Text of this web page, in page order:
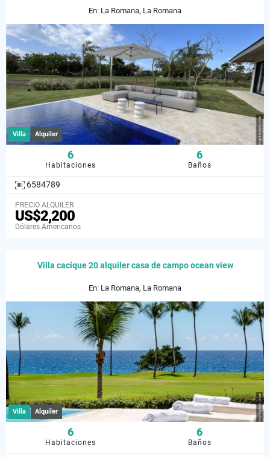
En: La Romana, La Romana
Villa Alquiler
6
Habitaciones
6
Baños
6584789
PRECIO ALQUILER
US$2,200
Dólares Americanos
Villa cacique 20 alquiler casa de campo ocean view
En: La Romana, La Romana
Villa Alquiler
6
Habitaciones
6
Baños